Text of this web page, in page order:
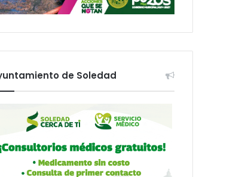
de Soledad